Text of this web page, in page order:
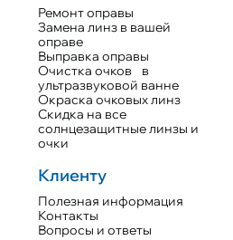
Ремонт оправы
Замена линз в вашей
оправе
Выправка оправы
Очистка очков в
ультразвуковой ванне
Окраска очковых линз
Скидка на все
солнцезащитные линзы и
очки
Клиенту
Полезная информация
Контакты
Вопросы и ответы